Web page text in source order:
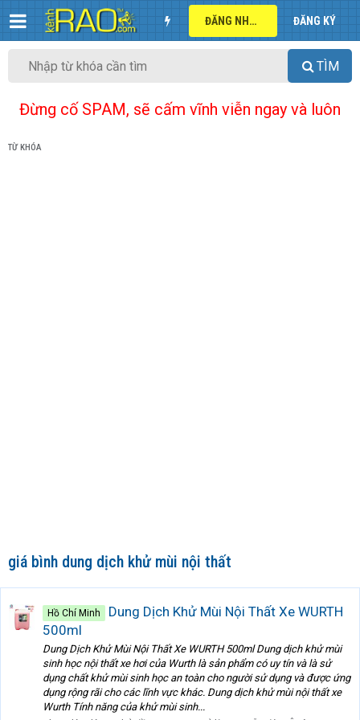
ĐĂNG NHẬP ĐĂNG KÝ
TÌM
Đừng cố SPAM, sẽ cấm vĩnh viễn ngay và luôn
TỪ KHÓA
giá bình dung dịch khử mùi nội thất
Hồ Chí Minh
Dung Dịch Khử Mùi Nội Thất Xe WURTH
500ml
Dung Dịch Khử Mùi Nội Thất Xe WURTH 500ml Dung dịch khử mùi
sinh học nội thất xe hơi của Wurth là sản phẩm có uy tín và là sử
dụng chất khử mùi sinh học an toàn cho người sử dụng và được ứng
dụng rộng rãi cho các lĩnh vực khác. Dung dịch khử mùi nội thất xe
Wurth Tính năng của khử mùi sinh...